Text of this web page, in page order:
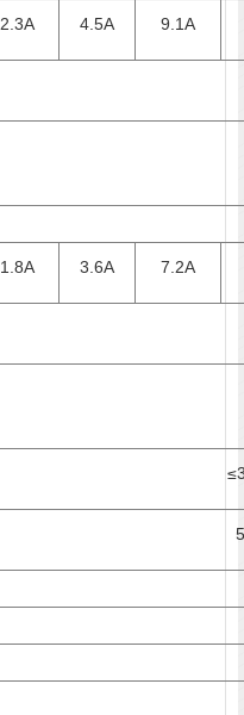
2.3A 4.5A 9.1A
1.8A 3.6A 7.2A